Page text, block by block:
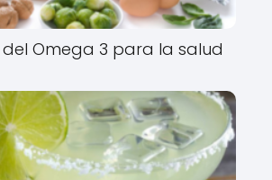
del Omega 3 para la salud